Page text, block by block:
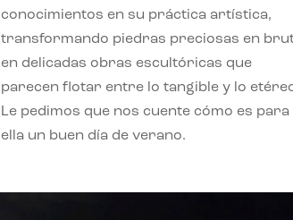
conocimientos en su práctica artística,
transformando piedras preciosas en
en delicadas obras escultóricas que
parecen flotar entre lo tangible y lo
Le pedimos que nos cuente cómo es para
ella un buen día de verano.